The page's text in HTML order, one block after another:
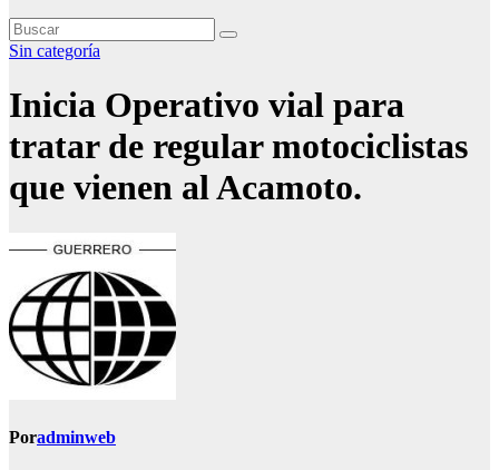
Sin categoría
Inicia Operativo vial para
tratar de regular motociclistas
que vienen al Acamoto.
Poradminweb